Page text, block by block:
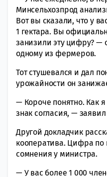
Минсельхозпрод
Вот вы сказали, что у
1 гектара. Вы
занизили эту цифру? —
одному из фермеров.
Тот стушевался и дал
урожайности он
— Короче понятно. Как
знак согласия, —
Другой докладчик
кооператива. Цифра по
сомнения у министра.
— У вас более 1 000